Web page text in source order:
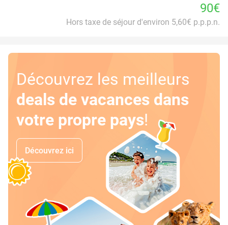
90€
Hors taxe de séjour d'environ 5,60€ p.p.p.n.
Découvrez les meilleurs
deals de vacances dans
votre propre pays!
Découvrez ici